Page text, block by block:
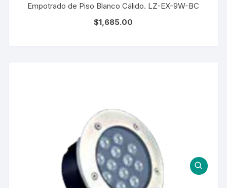
Empotrado de Piso Blanco Cálido. LZ-EX-9W-BC
$1,685.00